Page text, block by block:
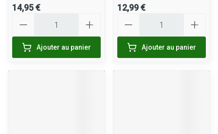
14,95 €
Ajouter au panier
12,99 €
Ajouter au panier